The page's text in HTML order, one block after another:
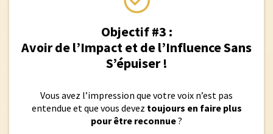
Objectif #3 :
Avoir de l’Impact et de l’Influence Sans
S’épuiser !
Vous avez l’impression que votre voix n’est pas
entendue et que vous devez toujours en faire plus
pour être reconnue?